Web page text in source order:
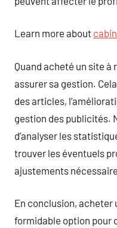
Learn more about
Quand acheté un site à
assurer sa gestion.
des articles,
gestion des publicités.
d’analyser les
trouver les éventuels
ajustements
En conclusion, acheter
formidable option pour